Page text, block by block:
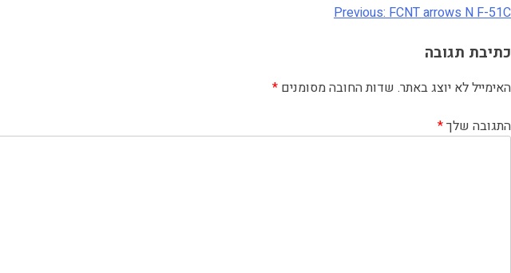
Previous: FCNT arrows N F-51C
כתיבת תגובה
האימייל לא יוצג באתר. שדות החובה מסומנים *
התגובה שלך*